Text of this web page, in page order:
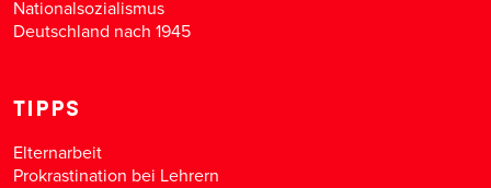
Nationalsozialismus
Deutschland nach 1945
TIPPS
Elternarbeit
Prokrastination bei Lehrern